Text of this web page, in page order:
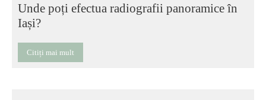
Unde poți efectua radiografii panoramice în
Iași?
Citiți mai mult